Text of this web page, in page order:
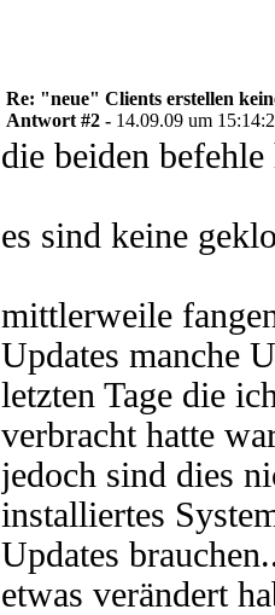
Re: "neue" Clients erstellen
Antwort #2 - 14.09.09 um
die beiden
es sind keine
mittlerweile
Updates manche
letzten Tage die
verbracht hatte
jedoch sind dies
installiertes
Updates
etwas verändert